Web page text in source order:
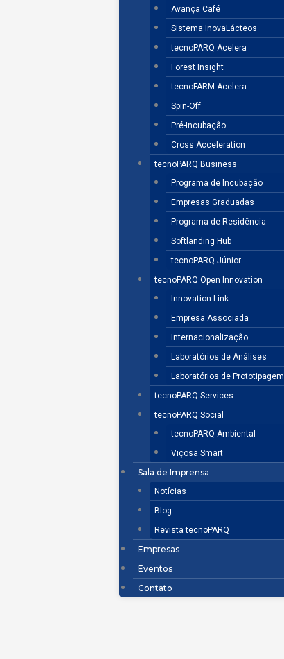
Avança Café
Sistema InovaLácteos
tecnoPARQ Acelera
Forest Insight
tecnoFARM Acelera
Spin-Off
Pré-Incubação
Cross Acceleration
tecnoPARQ Business
Programa de Incubação
Empresas Graduadas
Programa de Residência
Softlanding Hub
tecnoPARQ Júnior
tecnoPARQ Open Innovation
Innovation Link
Empresa Associada
Internacionalização
Laboratórios de Análises
Laboratórios de Prototipagem
tecnoPARQ Services
tecnoPARQ Social
tecnoPARQ Ambiental
Viçosa Smart
Sala de Imprensa
Notícias
Blog
Revista tecnoPARQ
Empresas
Eventos
Contato